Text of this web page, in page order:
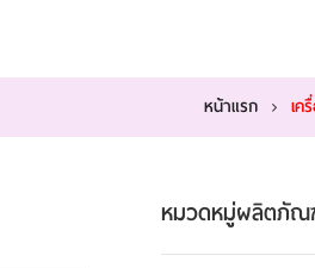
หน้าแรก เค
หมวดหมู่ผลิตภั